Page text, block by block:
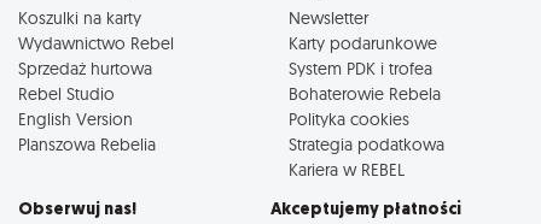
Koszulki na karty
Wydawnictwo Rebel
Sprzedaż hurtowa
Rebel Studio
English Version
Planszowa Rebelia
Newsletter
Karty podarunkowe
System PDK i trofea
Bohaterowie Rebela
Polityka cookies
Strategia podatkowa
Kariera w REBEL
Obserwuj nas! Akceptujemy płatności